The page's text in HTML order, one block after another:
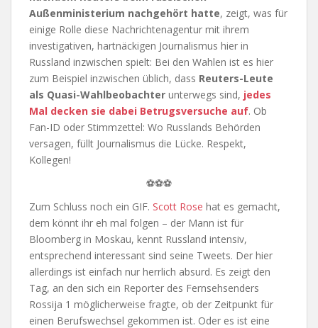
Außenministerium nachgehört hatte, zeigt, was für
einige Rolle diese Nachrichtenagentur mit ihrem
investigativen, hartnäckigen Journalismus hier in
Russland inzwischen spielt: Bei den Wahlen ist es hier
zum Beispiel inzwischen üblich, dass Reuters-Leute
als Quasi-Wahlbeobachter unterwegs sind, jedes
Mal decken sie dabei Betrugsversuche auf. Ob
Fan-ID oder Stimmzettel: Wo Russlands Behörden
versagen, füllt Journalismus die Lücke. Respekt,
Kollegen!
⚽⚽⚽
Zum Schluss noch ein GIF. Scott Rose hat es gemacht,
dem könnt ihr eh mal folgen – der Mann ist für
Bloomberg in Moskau, kennt Russland intensiv,
entsprechend interessant sind seine Tweets. Der hier
allerdings ist einfach nur herrlich absurd. Es zeigt den
Tag, an den sich ein Reporter des Fernsehsenders
Rossija 1 möglicherweise fragte, ob der Zeitpunkt für
einen Berufswechsel gekommen ist. Oder es ist eine